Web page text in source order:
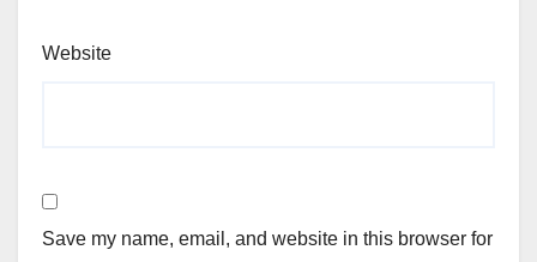
Website
Save my name, email, and website in this browser for